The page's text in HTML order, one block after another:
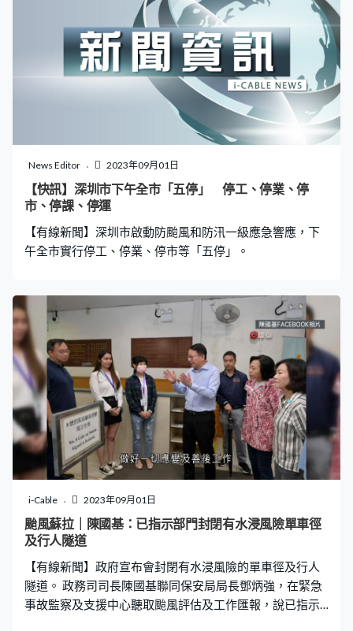
浸、前年都曾有水浸，誇張到我不懂得形容，總之十分恐
怖。」 渠務署亦設置防水閘板，但最高只有三層，旁邊的
罅隙只能用沙包擋住防止海水湧入。 未水浸的則加緊做好
預防措施，這間涼茶舖急急將涼茶放入雪櫃，又用磚頭墊
高雪櫃以防浸壞。梁女士：「我很害怕、害怕打風，打風
便會浸上來，便先將電器升高。開業兩年。（未遇過這樣
的情況？）未遇過。」 另一水浸黑點大澳，水位上升至海
圖基準面以上約3.5米，比正常潮位高近2米，海水不時湧
上地面。吉慶街已出現水浸，水深大約到腳眼，居民忙於
清理及搬運沙包防止水浸入屋。 本港東部沿海地區水位預
計晚上升至海圖基準面以上約5米，其中在沙田城門河一帶
暴潮影響，行人隧道可能會水浸，提
News Editor 2023年09月01日
【快訊】深圳市下午全市「五停」 停工、停業、停
市、停課、停運
【有線新聞】深圳市啟動防颱風和防汛一級應急響應，下
午全市實行停工、停業、停市等「五停」。
i-Cable 2023年09月01日
颱風蘇拉｜陳國基：已指示部門封閉有水浸風險單車徑
及行人隧道
【有線新聞】政府宣布會封閉有水浸風險的單車徑及行人
隧道。 政務司司長陳國基聯同保安局局長鄧炳強，在緊急
事故監察及支援中心聽取颱風評估及工作匯報，說已指示